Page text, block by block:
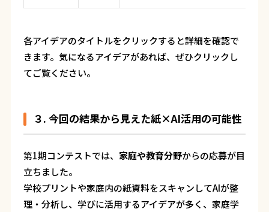
各アイデアのタイトルをクリックすると詳細を確認で
きます。気になるアイデアがあれば、ぜひクリックし
てご覧ください。
３. 今回の結果から見えた紙×AI活用の可能性
第1期コンテストでは、 家庭や教育分野からの応募が目
立ちました。
学校プリントや家庭内の紙資料をスキャンしてAIが整
理・分析し、学びに活用するアイデアが多く、家庭学